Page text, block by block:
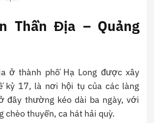
Thần Địa – Quảng
ở thành phố Hạ Long được xây
kỷ 17, là nơi hội tụ của các làng
đây thường kéo dài ba ngày, với
chèo thuyền, ca hát hải quỳ.